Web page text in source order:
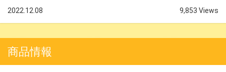
2022.12.08 9,853 Views
商品情報